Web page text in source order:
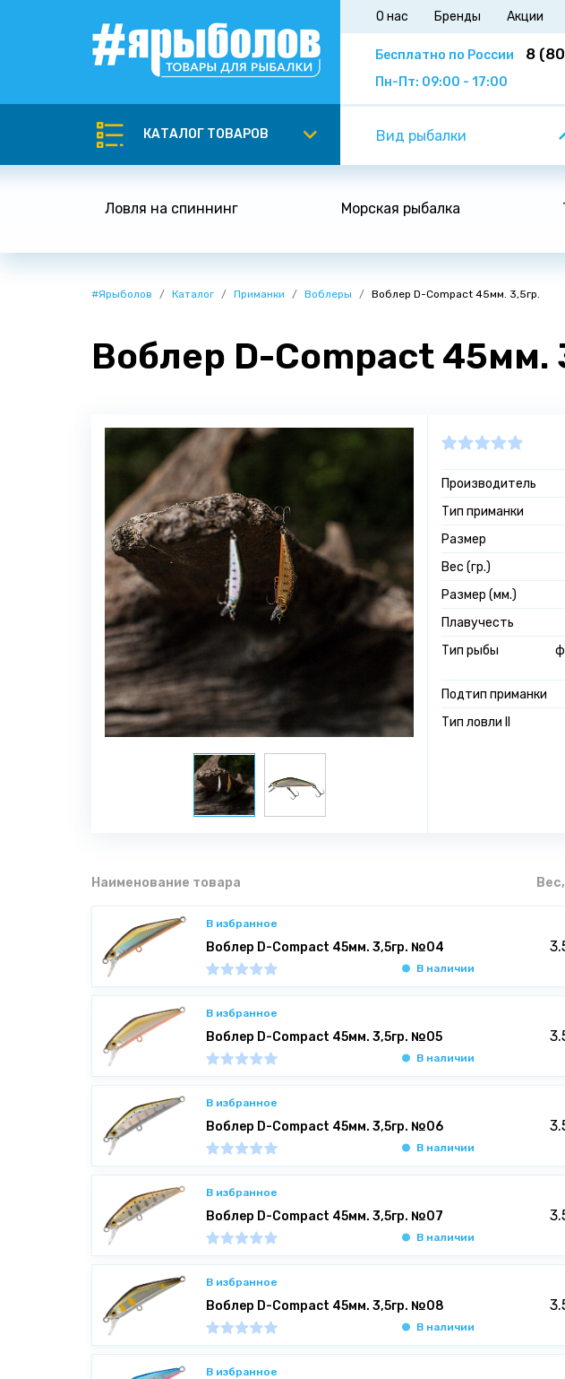
О нас Бренды Акции
Бесплатно по России 8
Пн-Пт: 09:00 - 17:00
КАТАЛОГ ТОВАРОВ Вид рыбалки
Ловля на спиннинг Морская рыбалка
#Ярыболов Каталог Приманки Воблеры Воблер D-Compact 45мм. 3,5гр.
Воблер D-Compact 45мм.
Производитель
Тип приманки
Размер
Вес (гр.)
Размер (мм.)
Плавучесть
Тип рыбы
Подтип приманки
Тип ловли II
Наименование товара
В избранное
Воблер D-Compact 45мм. 3,5гр. №04
В наличии
В избранное
Воблер D-Compact 45мм. 3,5гр. №05
В наличии
В избранное
Воблер D-Compact 45мм. 3,5гр. №06
В наличии
В избранное
Воблер D-Compact 45мм. 3,5гр. №07
В наличии
В избранное
Воблер D-Compact 45мм. 3,5гр. №08
В наличии
В избранное